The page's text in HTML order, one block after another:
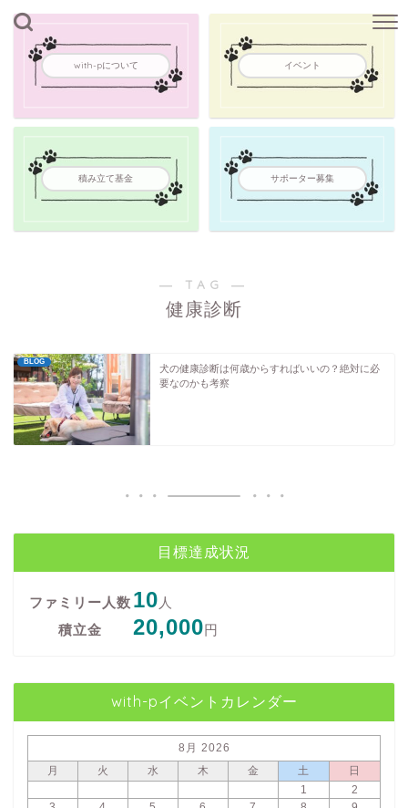
with-pについて イベント
積み立て基金 サポーター募集
― TAG ―
健康診断
BLOG
犬の健康診断は何歳からすればいいの？絶対に必
要なのかも考察
目標達成状況
ファミリー人数 10 人
積立金
20,000円
with-pイベントカレンダー
8月 2026
月
火 水 木 金 土
日
1
2